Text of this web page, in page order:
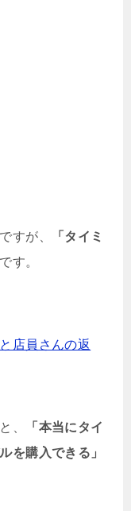
すが、
「タイミ
す。
と店員さんの返
、
「本当にタイ
を購入できる」